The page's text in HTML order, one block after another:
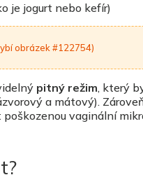
je jogurt nebo kefír)
obrázek #122754)
pitný režim, který
a mátový).
vaginální